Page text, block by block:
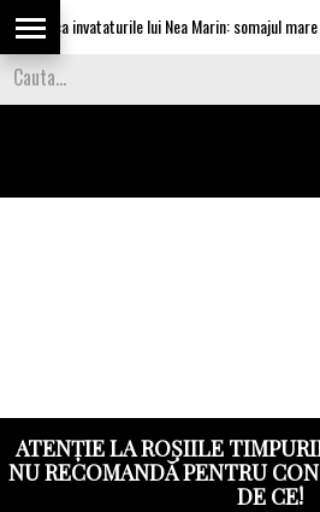
invataturile lui Nea Marin: somajul mare e
ATENȚIE LA ROȘIILE
NU RECOMANDĂ PENTRU
DE CE!